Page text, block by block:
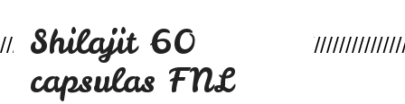
Shilajit 60
capsulas FNL